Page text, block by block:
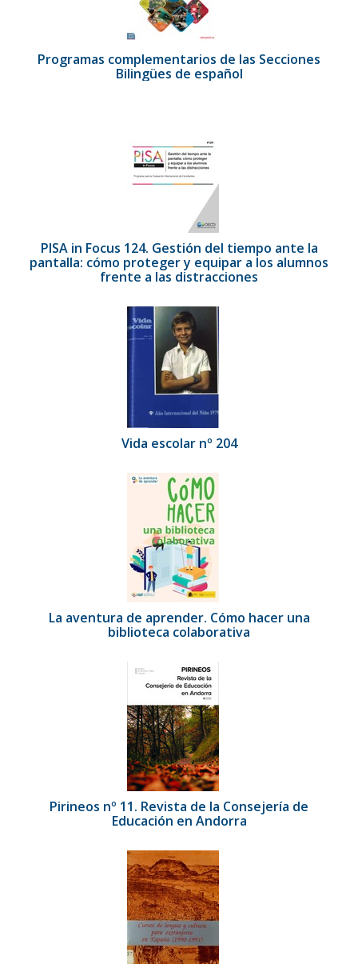
Programas complementarios de las Secciones
Bilingües de español
PISA in Focus 124. Gestión del tiempo ante la
pantalla: cómo proteger y equipar a los alumnos
frente a las distracciones
Vida escolar nº 204
La aventura de aprender. Cómo hacer una
biblioteca colaborativa
Pirineos nº 11. Revista de la Consejería de
Educación en Andorra